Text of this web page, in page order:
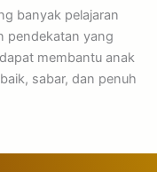
banyak pelajaran
pendekatan yang
membantu anak
sabar, dan penuh